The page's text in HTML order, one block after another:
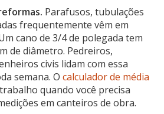
Parafusos, tubulações
frequentemente vêm em
cano de 3/4 de polegada tem
de diâmetro. Pedreiros,
civis lidam com essa
semana. O calculador de média
quando você precisa
em canteiros de obra.